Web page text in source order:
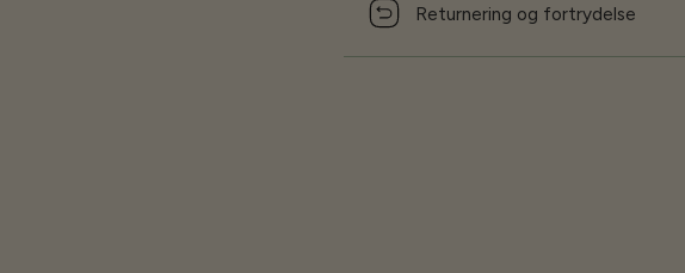
Returnering og fortrydelse